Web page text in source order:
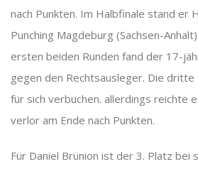
nach Punkten. Im Halbfinale stand er
Punching Magdeburg (Sachsen-
ersten beiden Runden fand der 17-
gegen den Rechtsausleger. Die dritte
für sich verbuchen. allerdings reichte
verlor am Ende nach Punkten.
Für Daniel Brünion ist der 3. Platz bei